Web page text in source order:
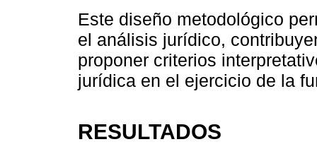
Este diseño metodológico
el análisis jurídico,
proponer criterios
jurídica en el ejercicio de la
RESULTADOS